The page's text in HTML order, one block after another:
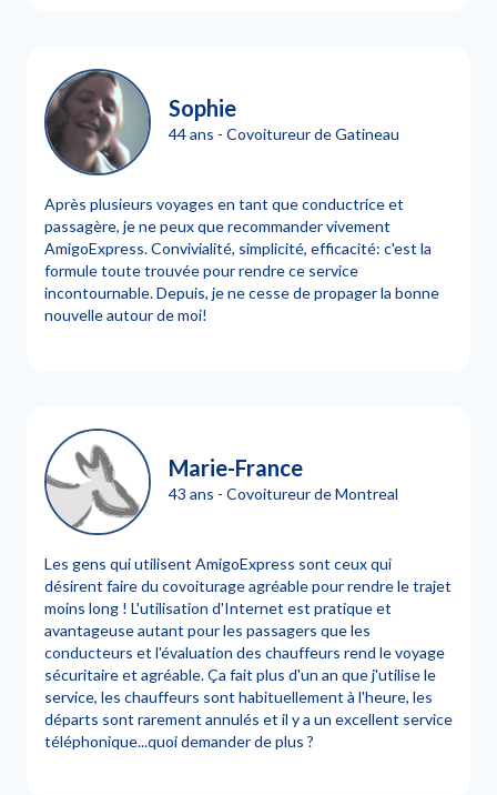
Sophie
44 ans - Covoitureur de Gatineau
Après plusieurs voyages en tant que conductrice et
passagère, je ne peux que recommander vivement
AmigoExpress. Convivialité, simplicité, efficacité: c'est la
formule toute trouvée pour rendre ce service
incontournable. Depuis, je ne cesse de propager la bonne
nouvelle autour de moi!
Marie-France
43 ans - Covoitureur de Montreal
Les gens qui utilisent AmigoExpress sont ceux qui
désirent faire du covoiturage agréable pour rendre le trajet
moins long ! L'utilisation d'Internet est pratique et
avantageuse autant pour les passagers que les
conducteurs et l'évaluation des chauffeurs rend le voyage
sécuritaire et agréable. Ça fait plus d'un an que j'utilise le
service, les chauffeurs sont habituellement à l'heure, les
départs sont rarement annulés et il y a un excellent service
téléphonique...quoi demander de plus ?